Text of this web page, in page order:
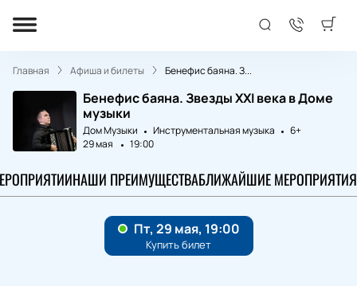
Главная Афиша и билеты Бенефис баяна. З...
Бенефис баяна. Звезды XXI века в Доме
музыки
Дом Музыки Инструментальная музыка
6+
29 мая
19:00
НАШИ ПРЕИМУЩЕСТВАБЛИЖАЙШИЕ МЕРОПРИЯТИЯ